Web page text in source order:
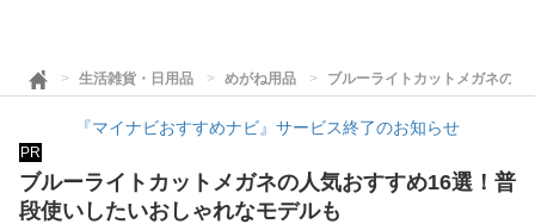
生活雑貨・日用品 めがね用品 ブルーライトカットメガネの
『マイナビおすすめナビ』サービス終了のお知らせ
PR
ブルーライトカットメガネの人気おすすめ16選！普
段使いしたいおしゃれなモデルも